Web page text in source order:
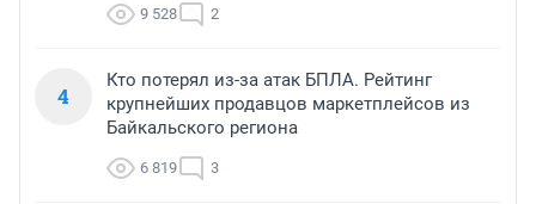
9 528 2
4
Кто потерял из-за атак БПЛА. Рейтинг
крупнейших продавцов маркетплейсов из
Байкальского региона
6 819 3